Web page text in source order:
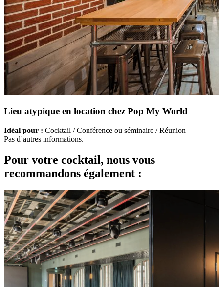
Lieu atypique en location chez Pop My World
Idéal pour : Cocktail / Conférence ou séminaire / Réunion
Pas d’autres informations.
Pour votre cocktail, nous vous
recommandons également :